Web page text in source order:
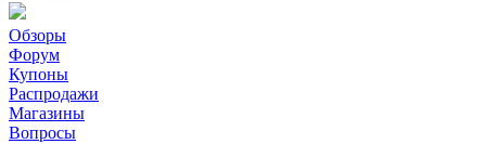
Обзоры
Форум
Купоны
Распродажи
Магазины
Вопросы